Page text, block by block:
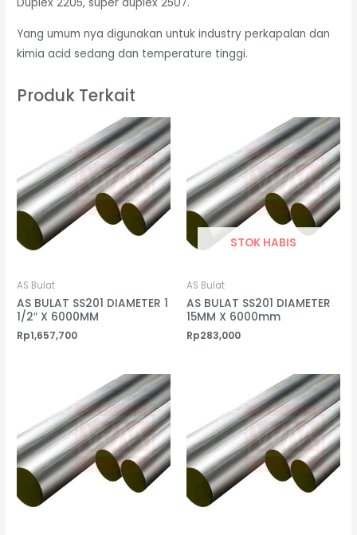
Yang umum nya digunakan untuk industry perkapalan dan
kimia acid sedang dan temperature tinggi.
Produk Terkait
AS Bulat
AS BULAT SS201 DIAMETER 1
1/2″ X 6000MM
Rp1,657,700
STOK HABIS
AS Bulat
AS BULAT SS201 DIAMETER
15MM X 6000mm
Rp283,000